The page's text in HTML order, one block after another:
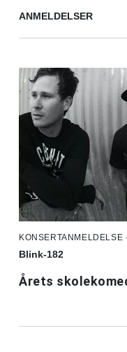
ANMELDELSER
KONSERTANMELDELSE
Blink-182
Årets